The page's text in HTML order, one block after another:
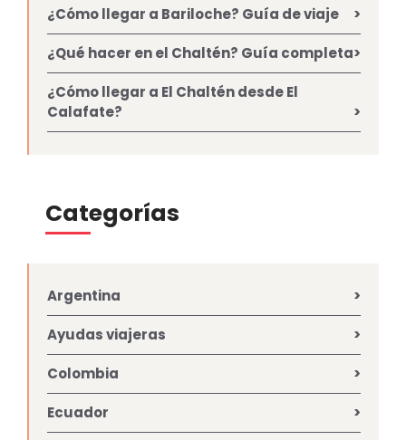
¿Cómo llegar a Bariloche? Guía de viaje
¿Qué hacer en el Chaltén? Guía completa
¿Cómo llegar a El Chaltén desde El
Calafate?
Categorías
Argentina
Ayudas viajeras
Colombia
Ecuador